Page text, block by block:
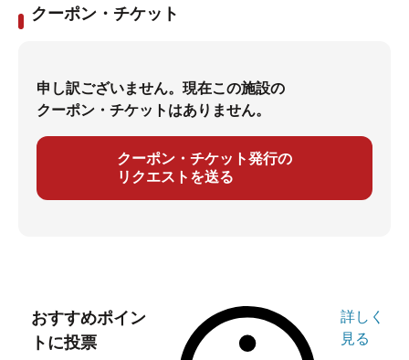
クーポン・チケット
申し訳ございません。現在この施設の
クーポン・チケットはありません。
クーポン・チケット発行の
リクエストを送る
おすすめポイン
トに投票
詳しく
見る